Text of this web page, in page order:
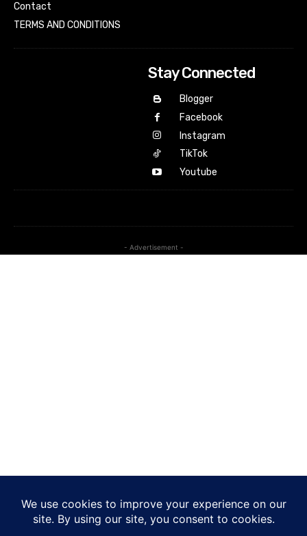
Contact
TERMS AND CONDITIONS
Stay Connected
Blogger
Facebook
Instagram
TikTok
Youtube
- Advertisement -